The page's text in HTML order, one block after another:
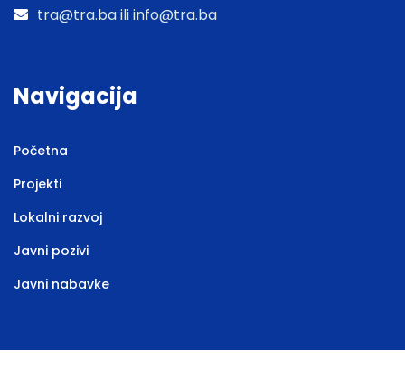
tra@tra.ba ili info@tra.ba
Navigacija
Početna
Projekti
Lokalni razvoj
Javni pozivi
Javni nabavke